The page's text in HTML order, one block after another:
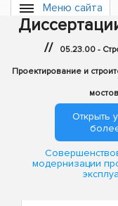
Меню сайта
// 05.23.00 -
Проектирование и
Открыть
модернизации